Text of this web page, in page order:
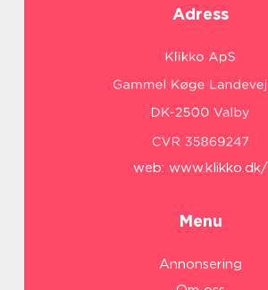
Adress
web: www.klikko.dk/
Menu
Annonsering